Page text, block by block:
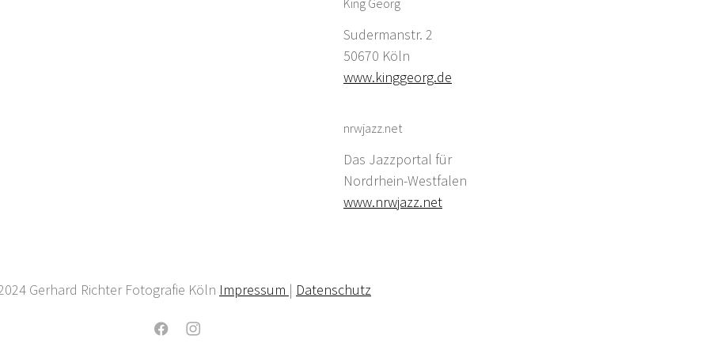
Sudermanstr. 2
50670 Köln
www.kinggeorg.de
nrwjazz.net
Das Jazzportal für
Nordrhein-Westfalen
www.nrwjazz.net
Gerhard Richter Fotografie Köln Impressum | Datenschutz
FacebookInstagram